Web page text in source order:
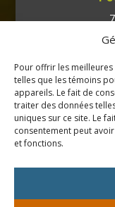
Pour offrir les
telles que les témoins
appareils. Le fait de
traiter des données
uniques sur ce site. Le
consentement peut
et fonctions.